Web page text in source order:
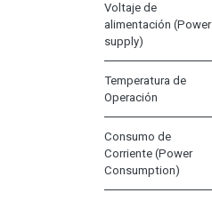
Voltaje de
alimentación (Power
supply)
Temperatura de
Operación
Consumo de
Corriente (Power
Consumption)